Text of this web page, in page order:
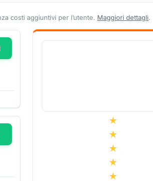
costi aggiuntivi per l’utente. Maggiori dettagli.